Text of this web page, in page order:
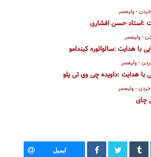
جردن - ولیعصر
:استاد حسن افشاری
- ولیعصر
با هدایت :سالواتوره کیندامو
- ولیعصر
با هدایت :داویده چی وی تی یلو
جردن - ولیعصر
چای
ایمیل